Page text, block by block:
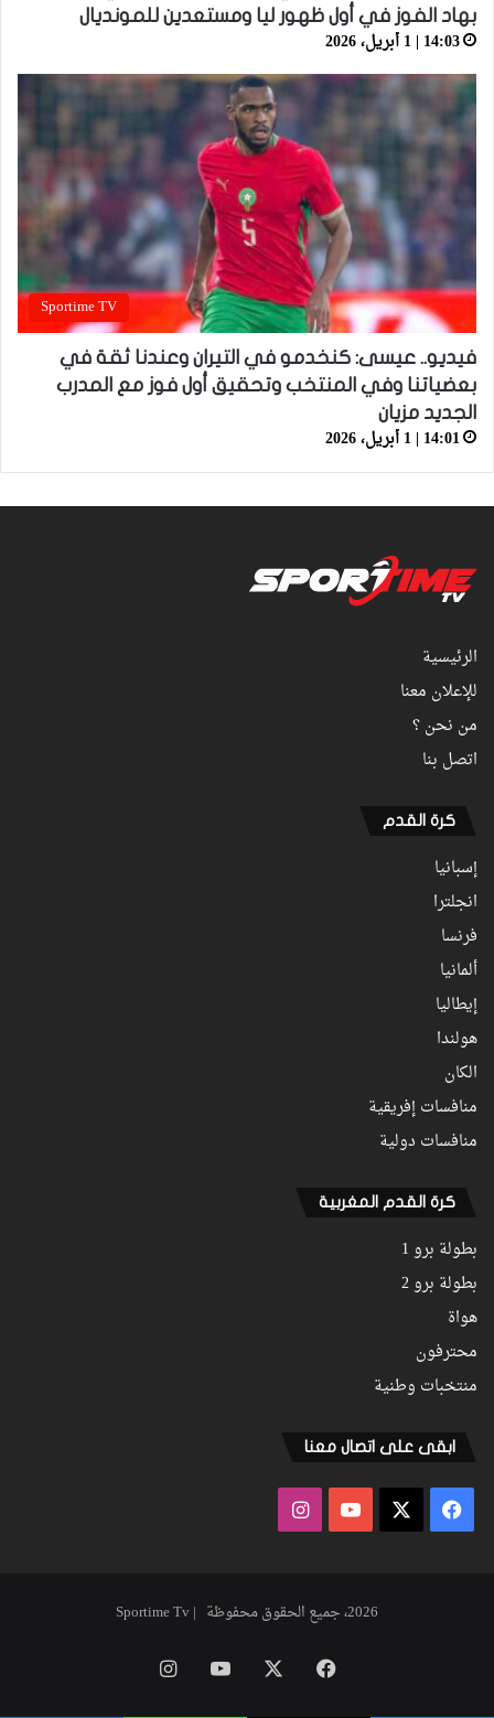
بهاد الفوز في أول ظهور ليا ومستعدين للمونديال
14:03 | 1 أبريل، 2026
Sportime TV
فيديو.. عيسى: كنخدمو في التيران وعندنا ثقة في
بعضياتنا وفي المنتخب وتحقيق أول فوز مع المدرب
الجديد مزيان
14:01 | 1 أبريل، 2026
الرئيسية
للإعلان معنا
من نحن ؟
اتصل بنا
كرة القدم
إسبانيا
انجلترا
فرنسا
ألمانيا
إيطاليا
هولندا
الكان
منافسات إفريقية
منافسات دولية
كرة القدم المغربية
بطولة برو 1
بطولة برو 2
هواة
محترفون
منتخبات وطنية
ابقى على اتصال معنا
فيسبوك ‫YouTubeانستقرام
2026، جميع الحقوق محفوظة | Sportime Tv
فيسبوك ‫YouTubeانستقرام